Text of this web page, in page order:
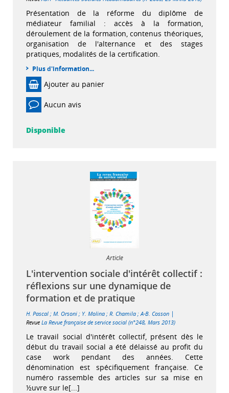
Présentation de la réforme du diplôme de
médiateur familial : accès à la formation,
déroulement de la formation, contenus théoriques,
organisation de l'alternance et des stages
pratiques, modalités de la certification.
Plus d'information...
Ajouter au panier
Aucun avis
Disponible
Article
L'intervention sociale d'intérêt collectif :
réflexions sur une dynamique de
formation et de pratique
H. Pascal ; M. Orsoni ; Y. Molina ; R. Chamila ; A-B. Cosson |
Revue La Revue française de service social (n°248, Mars 2013)
Le travail social d'intérêt collectif, présent dès le
début du travail social a été délaissé au profit du
case work pendant des années. Cette
dénomination est spécifiquement française. Ce
numéro rassemble des articles sur sa mise en
½uvre sur le[...]